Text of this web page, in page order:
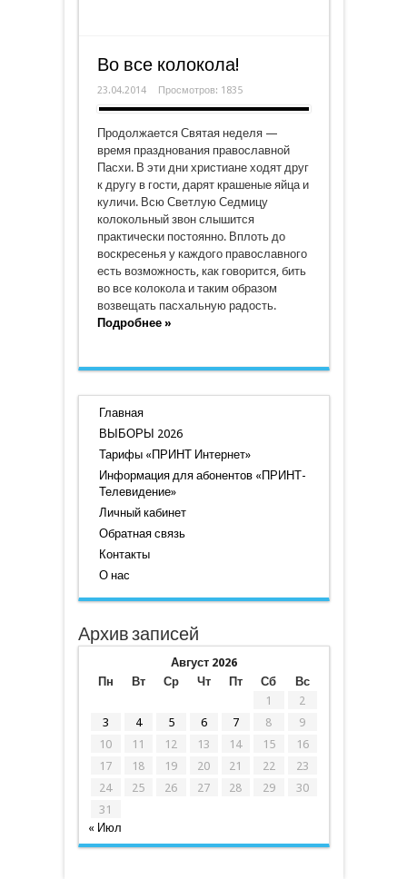
Во все колокола!
23.04.2014 Просмотров: 1835
Продолжается Святая неделя —
время празднования православной
Пасхи. В эти дни христиане ходят друг
к другу в гости, дарят крашеные яйца и
куличи. Всю Светлую Седмицу
колокольный звон слышится
практически постоянно. Вплоть до
воскресенья у каждого православного
есть возможность, как говорится, бить
во все колокола и таким образом
возвещать пасхальную радость.
Подробнее »
Главная
ВЫБОРЫ 2026
Тарифы «ПРИНТ Интернет»
Информация для абонентов «ПРИНТ-
Телевидение»
Личный кабинет
Обратная связь
Контакты
О нас
Архив записей
Август 2026
Пн
Вт Ср Чт Пт Сб
Вс
1
2
3
4 5 6 7 8
9
10
11 12 13 14 15
16
17
18 19 20 21 22
23
24
25 26 27 28 29
30
31
« Июл